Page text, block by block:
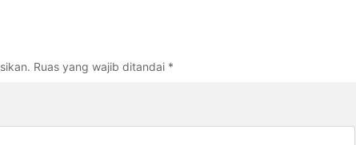
Ruas yang wajib ditandai *